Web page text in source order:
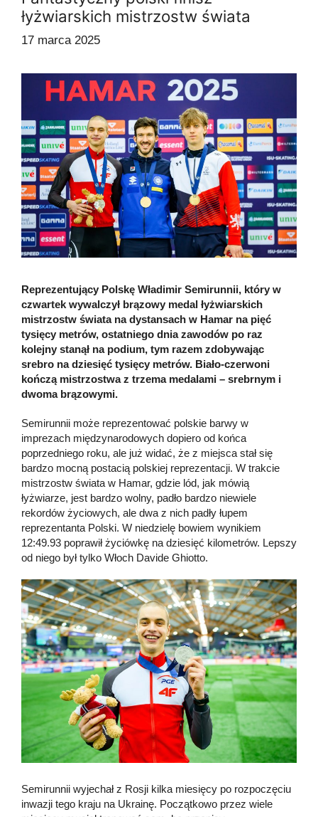
łyżwiarskich mistrzostw świata
17 marca 2025
Reprezentujący Polskę Władimir Semirunnii, który w
czwartek wywalczył brązowy medal łyżwiarskich
mistrzostw świata na dystansach w Hamar na pięć
tysięcy metrów, ostatniego dnia zawodów po raz
kolejny stanął na podium, tym razem zdobywając
srebro na dziesięć tysięcy metrów. Biało-czerwoni
kończą mistrzostwa z trzema medalami – srebrnym i
dwoma brązowymi.
Semirunnii może reprezentować polskie barwy w
imprezach międzynarodowych dopiero od końca
poprzedniego roku, ale już widać, że z miejsca stał się
bardzo mocną postacią polskiej reprezentacji. W trakcie
mistrzostw świata w Hamar, gdzie lód, jak mówią
łyżwiarze, jest bardzo wolny, padło bardzo niewiele
rekordów życiowych, ale dwa z nich padły łupem
reprezentanta Polski. W niedzielę bowiem wynikiem
12:49.93 poprawił życiówkę na dziesięć kilometrów. Lepszy
od niego był tylko Włoch Davide Ghiotto.
Semirunnii wyjechał z Rosji kilka miesięcy po rozpoczęciu
inwazji tego kraju na Ukrainę. Początkowo przez wiele